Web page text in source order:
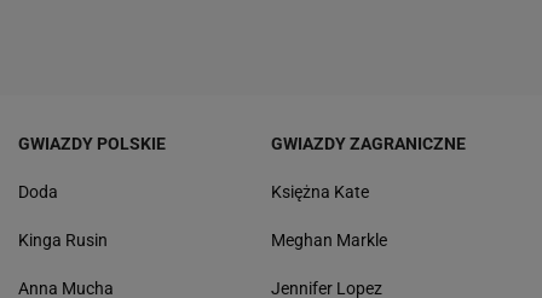
GWIAZDY POLSKIE
Doda
Kinga Rusin
Anna Mucha
GWIAZDY ZAGRANICZNE
Księżna Kate
Meghan Markle
Jennifer Lopez